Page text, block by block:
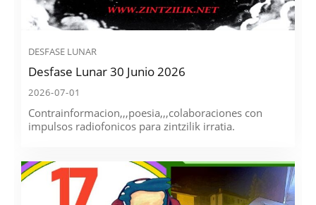
DESFASE LUNAR
Desfase Lunar 30 Junio 2026
2026-07-01
Contrainformacion,,,poesia,,,colaboraciones con
impulsos radiofonicos para zintzilik irratia.